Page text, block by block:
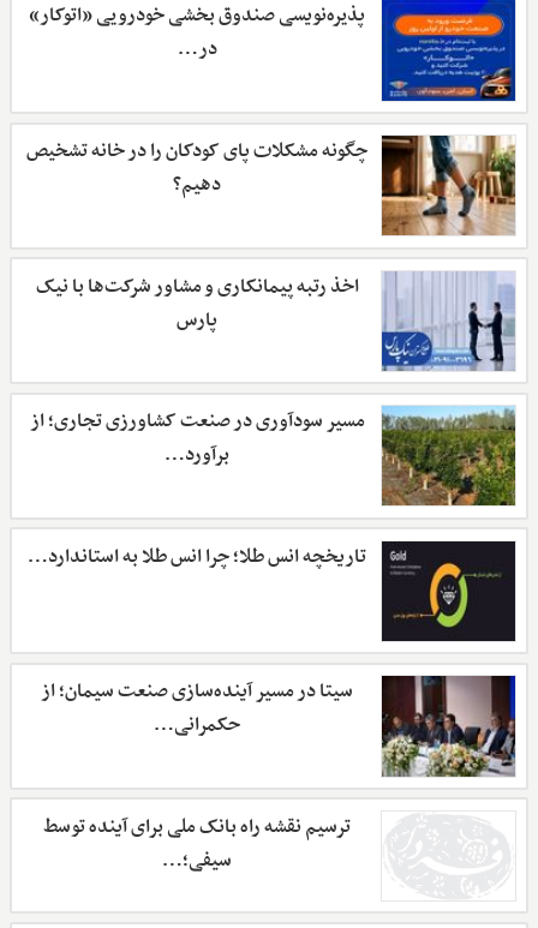
پذیره‌نویسی صندوق بخشی خودرویی «اتوکار»
در…
چگونه مشکلات پای کودکان را در خانه تشخیص
دهیم؟
اخذ رتبه پیمانکاری و مشاور شرکت‌ها با نیک
پارس
مسیر سودآوری در صنعت کشاورزی تجاری؛ از
برآورد…
تاریخچه انس طلا؛ چرا انس طلا به استاندارد…
سیتا در مسیر آینده‌سازی صنعت سیمان؛ از
حکمرانی…
ترسیم نقشه راه بانک ملی برای آینده توسط
سیفی؛…